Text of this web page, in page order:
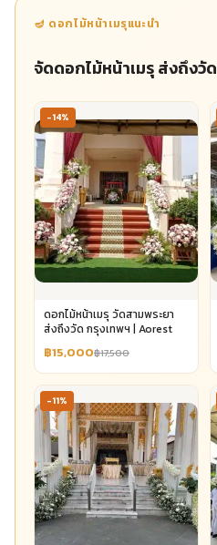
🪔 ดอกไม้หน้าเมรุแนะนำ
จัดดอกไม้หน้าเมรุ ส่งถึงวัด
-14%
ดอกไม้หน้าเมรุ วัดสามพระยา
ส่งถึงวัด กรุงเทพฯ | Aorest
฿15,000฿17,500
-11%